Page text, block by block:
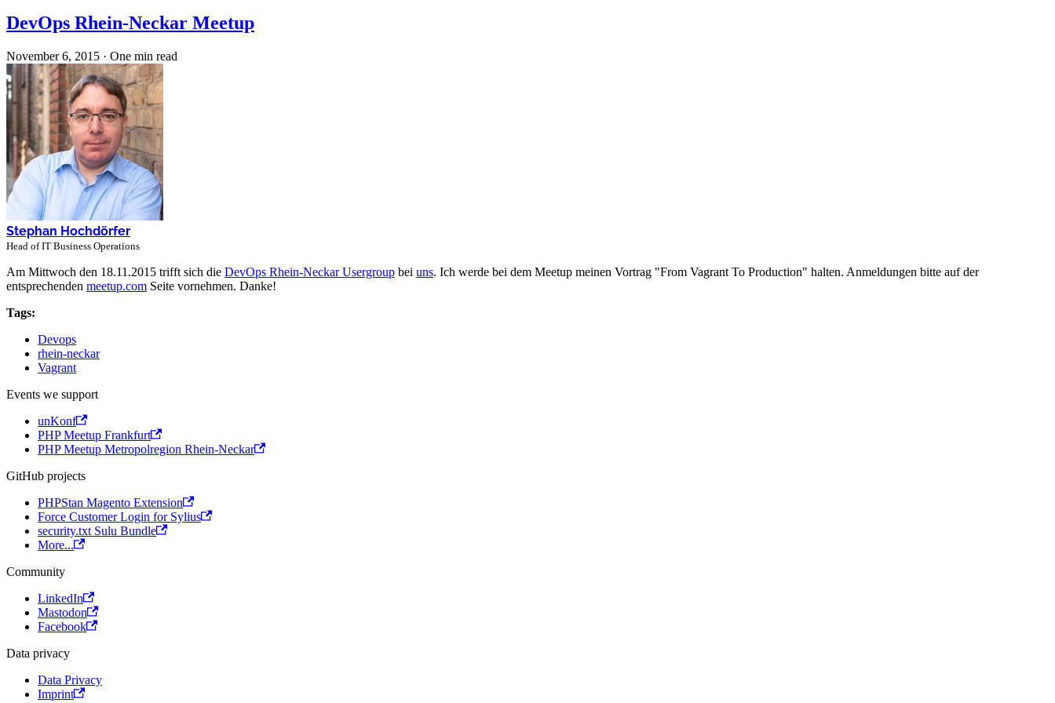
DevOps Rhein-Neckar Meetup
November 6, 2015 · One min read
Stephan Hochdörfer
Head of IT Business Operations
Am Mittwoch den 18.11.2015 trifft sich die DevOps Rhein-Neckar Usergroup bei uns. Ich werde bei dem Meetup meinen Vortrag "From Vagrant To Production" halten. Anmeldungen bitte auf der
entsprechenden meetup.com Seite vornehmen. Danke!
Tags:
Devops
rhein-neckar
Vagrant
Events we support
unKonf
PHP Meetup Frankfurt
PHP Meetup Metropolregion Rhein-Neckar
GitHub projects
PHPStan Magento Extension
Force Customer Login for Sylius
security.txt Sulu Bundle
More...
Community
LinkedIn
Mastodon
Facebook
Data privacy
Data Privacy
Imprint